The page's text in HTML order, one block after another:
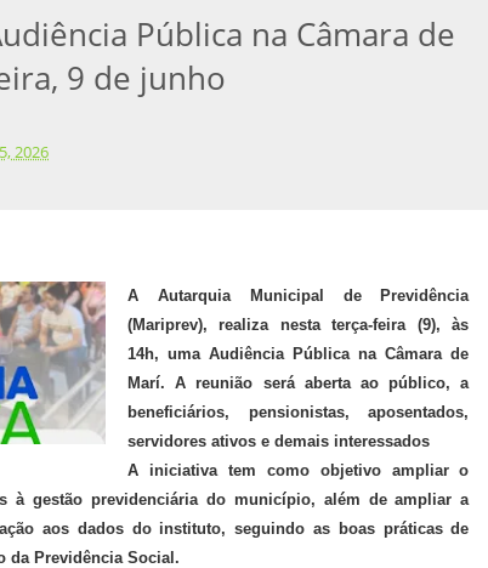
Pública na Câmara de
9 de junho
2026
A Autarquia Municipal de Previdência
(Mariprev), realiza nesta terça-feira (9), às
14h, uma Audiência Pública na Câmara de
Marí. A reunião será aberta ao público, a
beneficiários, pensionistas, aposentados,
servidores ativos e demais interessados
A iniciativa tem como objetivo ampliar o
à gestão previdenciária do município, além de ampliar a
aos dados do instituto, seguindo as boas práticas de
da Previdência Social.